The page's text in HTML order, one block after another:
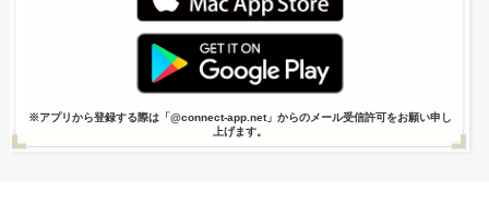
※アプリから登録する際は「@connect-app.net」からのメール受信許可をお願い申し
上げます。